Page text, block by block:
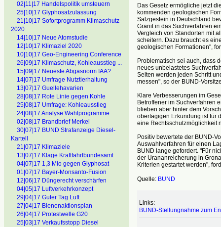
02|11|17 Handelspolitik umsteuern
25|10|17 Glyphosatzulassung
21|10|17 Sofortprogramm Klimaschutz
2020
14|10|17 Neue Atomstudie
12|10|17 Klimaziel 2020
10|10|17 Geo-Engineering Conference
26|09|17 Klimaschutz, Kohleausstieg ...
15|09|17 Neueste Abgasnorm IAA?
14|07|17 Umfrage Nutztierhaltung
13|07|17 Guellehavarien
28|08|17 Rote Linie gegen Kohle
25|08|17 Umfrage: Kohleausstieg
24|08|17 Analyse Wahlprogramme
02|08|17 Brandbrief Merkel
30|07|17 BUND Strafanzeige Diesel-
Kartell
21|07|17 Klimaziele
13|07|17 Klage Kraftfahrtbundesamt
04|07|17 1,3 Mio gegen Glyphosat
01|07|17 Bayer-Monsanto-Fusion
12|06|17 Düngerecht verschärfen
04|05|17 Luftverkehrkonzept
29|04|17 Guter Tag Luft
27|04|17 Bienenaktionsplan
26|04|17 Protestwelle G20
25|03|17 Verkaufsstopp Diesel
Das Gesetz ermögliche jetzt
kommenden geologischen
Salzgestein in Deutschland
Granit in das Suchverfahren
Vergleich von Standorten mit
scheitern. Dazu braucht es
geologischen Formationen",
Problematisch sei auch, dass
neues unbelastetes
Seiten werden jeden Schritt
messen", so der BUND-
Klare Verbesserungen im
Betroffener im Suchverfahren
blieben aber hinter dem
obertägigen Erkundung ist für
eine Rechtsschutzmöglichkeit
Positiv bewertete der BUND-
Auswahlverfahren für einen
BUND lange gefordert. "Für
der Urananreicherung in
Kriterien gestartet werden",
Quelle: BUND
Links:
BUND-Stellungnahme zum